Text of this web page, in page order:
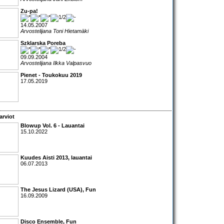
Zu-pa!
14.05.2007
Arvostelijana Toni Hietamäki
Szklarska Poreba
09.09.2004
Arvostelijana Ilkka Valpasvuo
Pienet - Toukokuu 2019
17.05.2019
Blowup Vol. 6 - Lauantai
15.10.2022
Kuudes Aisti 2013, lauantai
06.07.2013
The Jesus Lizard (USA), Fun
16.09.2009
Disco Ensemble, Fun